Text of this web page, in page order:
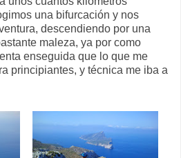
una bifurcación y nos
descendiendo por una
maleza, ya por como
enseguida que lo que me
principiantes, y técnica me iba a